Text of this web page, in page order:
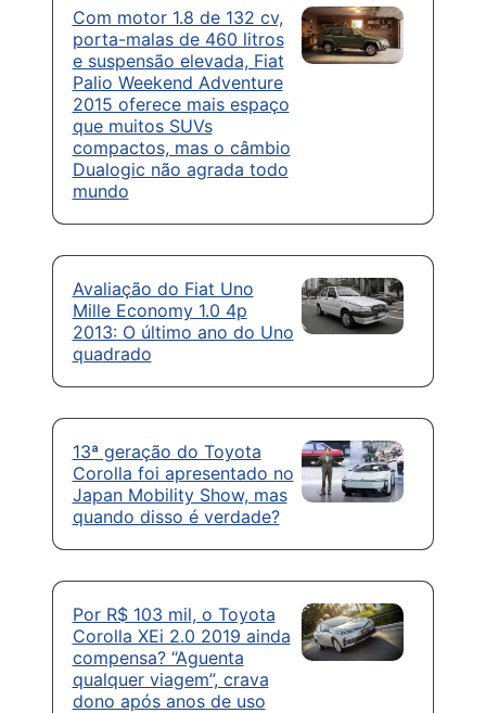
Com motor 1.8 de 132 cv,
porta-malas de 460 litros
e suspensão elevada, Fiat
Palio Weekend Adventure
2015 oferece mais espaço
que muitos SUVs
compactos, mas o câmbio
Dualogic não agrada todo
mundo
Avaliação do Fiat Uno
Mille Economy 1.0 4p
2013: O último ano do Uno
quadrado
13ª geração do Toyota
Corolla foi apresentado no
Japan Mobility Show, mas
quando disso é verdade?
Por R$ 103 mil, o Toyota
Corolla XEi 2.0 2019 ainda
compensa? “Aguenta
qualquer viagem”, crava
dono após anos de uso